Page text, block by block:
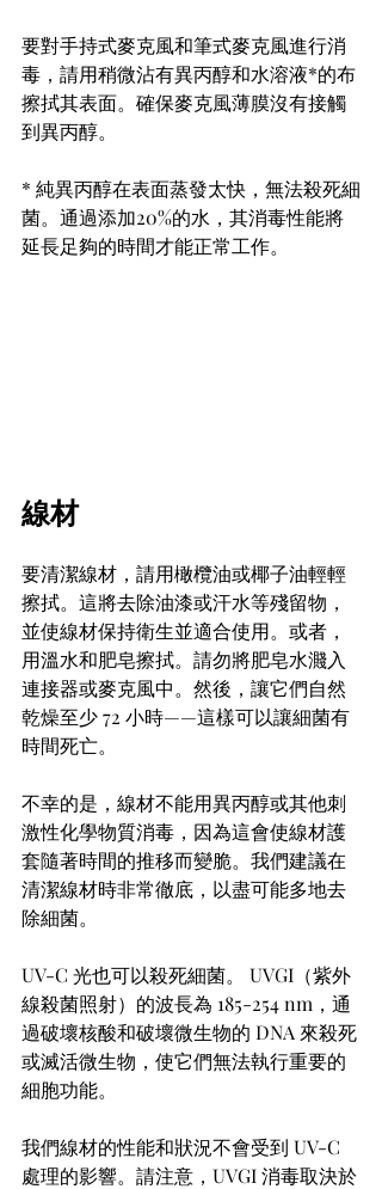
要對手持式麥克風和筆式麥克風進行消
毒，請用稍微沾有異丙醇和水溶液*的布
擦拭其表面。確保麥克風薄膜沒有接觸
到異丙醇。
* 純異丙醇在表面蒸發太快，無法殺死細
菌。通過添加20%的水，其消毒性能將
延長足夠的時間才能正常工作。
線材
要清潔線材，請用橄欖油或椰子油輕輕
擦拭。這將去除油漆或汗水等殘留物，
並使線材保持衛生並適合使用。或者，
用溫水和肥皂擦拭。請勿將肥皂水濺入
連接器或麥克風中。然後，讓它們自然
乾燥至少 72 小時——這樣可以讓細菌有
時間死亡。
不幸的是，線材不能用異丙醇或其他刺
激性化學物質消毒，因為這會使線材護
套隨著時間的推移而變脆。我們建議在
清潔線材時非常徹底，以盡可能多地去
除細菌。
UV-C 光也可以殺死細菌。 UVGI（紫外
線殺菌照射）的波長為 185-254 nm，通
過破壞核酸和破壞微生物的 DNA 來殺死
或滅活微生物，使它們無法執行重要的
細胞功能。
我們線材的性能和狀況不會受到 UV-C
處理的影響。請注意，UVGI 消毒取決於